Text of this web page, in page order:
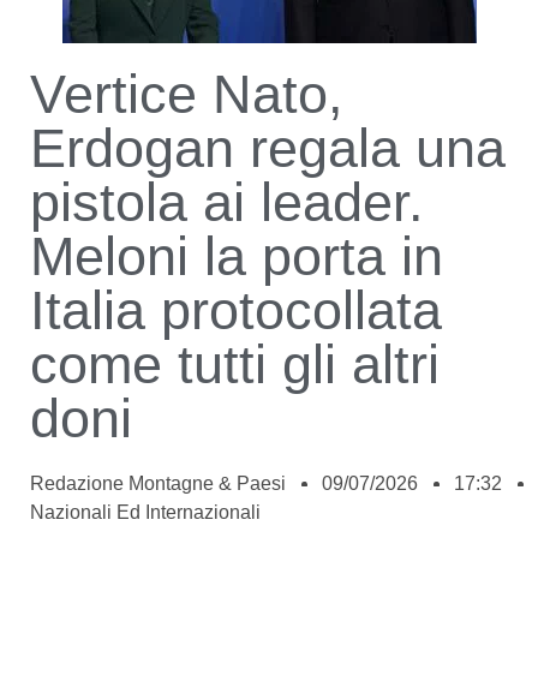
Vertice Nato,
Erdogan regala una
pistola ai leader.
Meloni la porta in
Italia protocollata
come tutti gli altri
doni
Redazione Montagne & Paesi 09/07/2026
17:32
Nazionali Ed Internazionali